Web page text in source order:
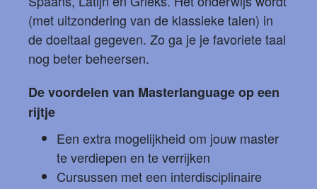
(met uitzondering van de klassieke talen) in
de doeltaal gegeven. Zo ga je je favoriete taal
nog beter beheersen.
De voordelen van Masterlanguage op een
rijtje
Een extra mogelijkheid om jouw master
te verdiepen en te verrijken
Cursussen met een interdisciplinaire